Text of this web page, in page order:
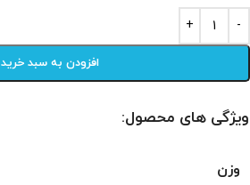
افزودن به سبد خرید
ویژگی های محصول:
وزن